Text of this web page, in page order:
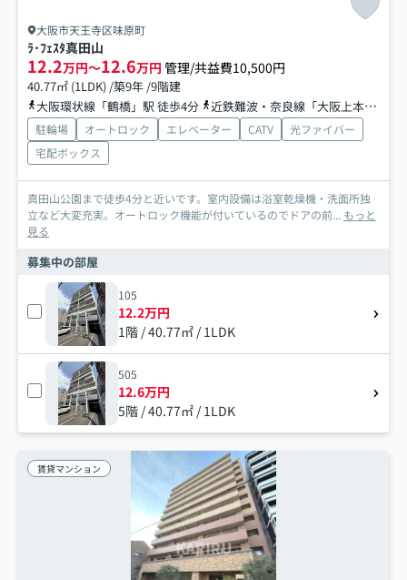
大阪市天王寺区味原町
ﾗ･ﾌｪｽﾀ真田山
12.2万円～12.6万円 管理/共益費10,500円
40.77㎡ (1LDK) /築9年 /9階建
大阪環状線「鶴橋」駅 徒歩4分
近鉄難波・奈良線「大阪上本町」駅 徒歩10分
駐輪場 オートロック エレベーター CATV
光ファイバー
宅配ボックス
真田山公園まで徒歩4分と近いです。室内設備は浴室乾燥機・洗面所独
立など大変充実。オートロック機能が付いているのでドアの前... もっと
見る
募集中の部屋
105
12.2万円
1階 / 40.77㎡ / 1LDK
505
12.6万円
5階 / 40.77㎡ / 1LDK
賃貸マンション